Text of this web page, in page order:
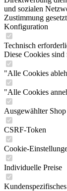
und sozialen
Zustimmung
Konfiguration
Technisch
Diese Cookies
"Alle Cookies
"Alle Cookies
Ausgewählter Shop
CSRF-Token
Cookie-
Individuelle Preise